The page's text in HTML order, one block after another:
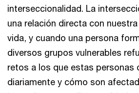
interseccionalidad. La
una relación directa con
vida, y cuando una persona
diversos grupos vulnerables
retos a los que estas personas
diariamente y cómo son